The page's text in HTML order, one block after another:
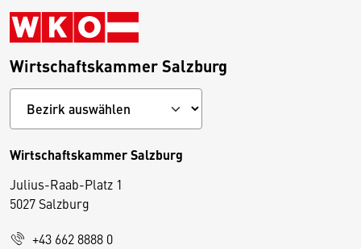
Wirtschaftskammer Salzburg
Wirtschaftskammer Salzburg
Julius-Raab-Platz 1
5027 Salzburg
+43 662 8888 0
D